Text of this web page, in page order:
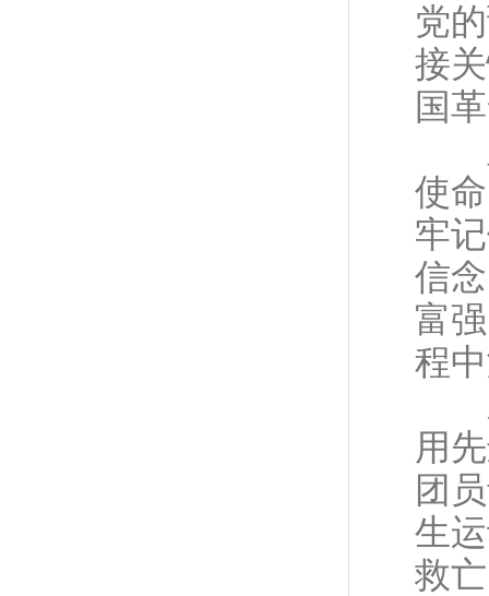
党
接
国
使
牢
信
富
程
用
团
生
救